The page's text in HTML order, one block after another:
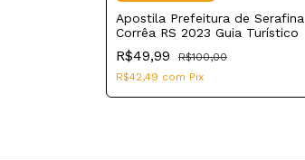
Apostila Prefeitura de Serafina
Corrêa RS 2023 Guia Turístico
R$49,99
R$100,00
R$42,49 com Pix